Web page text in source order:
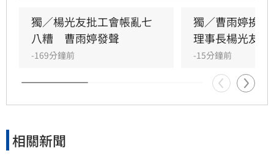
會無關，更直言演藝圈工會林立現象混亂，強調
自己成立的台灣演藝人員協會運作順利，不願捲
入紛爭。這場關於藝人工會權益與財務管理的爭
議，隨著各界大咖發聲，讓演藝圈內部矛盾浮上
檯面，也凸顯了資深藝人照護制度的結構性問
題，引發社會廣泛關注與討論。
獨／楊光友批工會帳亂七
八糟　曹雨婷發聲
-169分鐘前
獨／曹雨婷挨
理事長楊光友開
-15分鐘前
相關新聞